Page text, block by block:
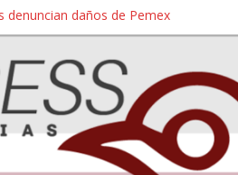
denuncian daños de Pemex
e intelectuales de su asesinato